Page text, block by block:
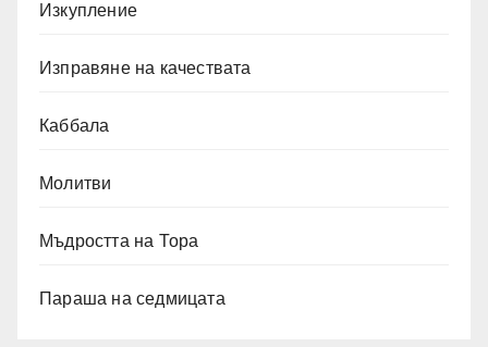
Изкупление
Изправяне на качествата
Каббала
Молитви
Мъдростта на Тора
Параша на седмицата